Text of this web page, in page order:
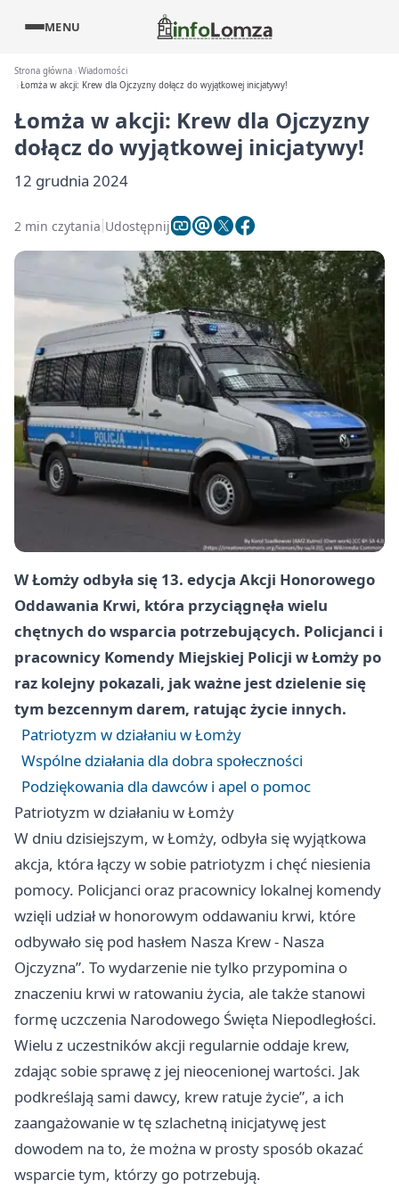
MENU
Strona główna Wiadomości
Łomża w akcji: Krew dla Ojczyzny dołącz do wyjątkowej inicjatywy!
Łomża w akcji: Krew dla Ojczyzny
dołącz do wyjątkowej inicjatywy!
12 grudnia 2024
2 min czytania Udostępnij
W Łomży odbyła się 13. edycja Akcji Honorowego
Oddawania Krwi, która przyciągnęła wielu
chętnych do wsparcia potrzebujących. Policjanci i
pracownicy Komendy Miejskiej Policji w Łomży po
raz kolejny pokazali, jak ważne jest dzielenie się
tym bezcennym darem, ratując życie innych.
Patriotyzm w działaniu w Łomży
Wspólne działania dla dobra społeczności
Podziękowania dla dawców i apel o pomoc
Patriotyzm w działaniu w Łomży
W dniu dzisiejszym, w Łomży, odbyła się wyjątkowa
akcja, która łączy w sobie patriotyzm i chęć niesienia
pomocy. Policjanci oraz pracownicy lokalnej komendy
wzięli udział w honorowym oddawaniu krwi, które
odbywało się pod hasłem Nasza Krew - Nasza
Ojczyzna”. To wydarzenie nie tylko przypomina o
znaczeniu krwi w ratowaniu życia, ale także stanowi
formę uczczenia Narodowego Święta Niepodległości.
Wielu z uczestników akcji regularnie oddaje krew,
zdając sobie sprawę z jej nieocenionej wartości. Jak
podkreślają sami dawcy, krew ratuje życie”, a ich
zaangażowanie w tę szlachetną inicjatywę jest
dowodem na to, że można w prosty sposób okazać
wsparcie tym, którzy go potrzebują.